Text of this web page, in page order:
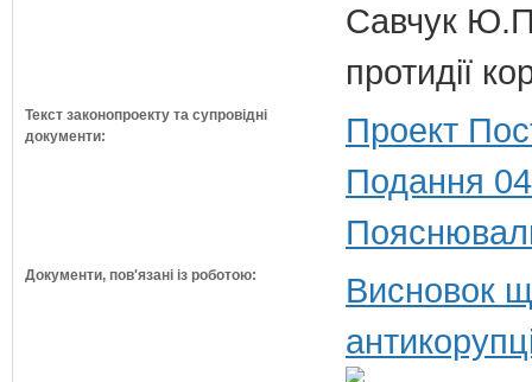
Савчук Ю.П.
протидії
Текст законопроекту та супровідні
документи:
Проект
Подання
Документи, пов'язані із роботою:
Висновок